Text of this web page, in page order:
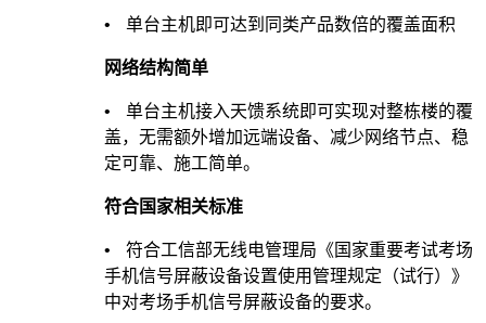
• 单台主机即可达到同类产品数倍的覆盖面积
网络结构简单
•
单台主机接入天馈系统即可实现对整栋楼的覆
盖，无需额外增加远端设备、减少网络节点、稳
定可靠、施工简单。
符合国家相关标准
•
符合工信部无线电管理局《国家重要考试考场
手机信号屏蔽设备设置使用管理规定（试行）》
中对考场手机信号屏蔽设备的要求。